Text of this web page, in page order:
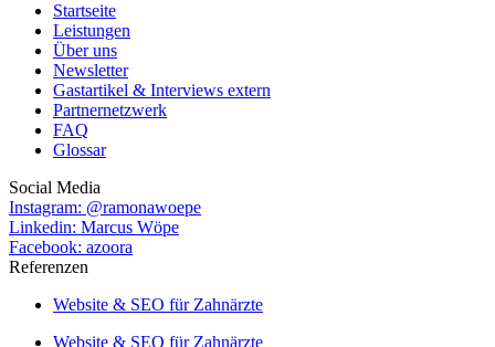
Startseite
Leistungen
Über uns
Newsletter
Gastartikel & Interviews extern
Partnernetzwerk
FAQ
Glossar
Social Media
Instagram: @ramonawoepe
Linkedin: Marcus Wöpe
Facebook: azoora
Referenzen
Website & SEO für Zahnärzte
Website & SEO für Zahnärzte